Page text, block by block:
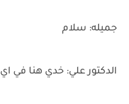
جميله: سلام
الدكتور علي: خدي هنا في اي